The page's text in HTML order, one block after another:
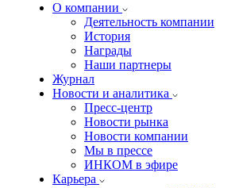
О компании
Деятельность компании
История
Награды
Наши партнеры
Журнал
Новости и аналитика
Пресс-центр
Новости рынка
Новости компании
Мы в прессе
ИНКОМ в эфире
Карьера